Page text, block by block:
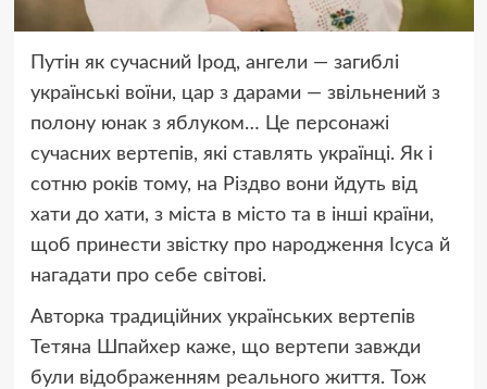
Путін як сучасний Ірод, ангели — загиблі
українські воїни, цар з дарами — звільнений з
полону юнак з яблуком… Це персонажі
сучасних вертепів, які ставлять українці. Як і
сотню років тому, на Різдво вони йдуть від
хати до хати, з міста в місто та в інші країни,
щоб принести звістку про народження Ісуса й
нагадати про себе світові.
Авторка традиційних українських вертепів
Тетяна Шпайхер каже, що вертепи завжди
були відображенням реального життя. Тож